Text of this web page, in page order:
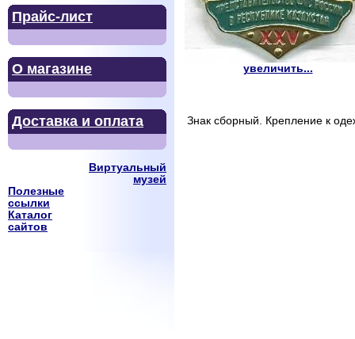
Прайс-лист
О магазине
Доставка и оплата
Виртуальный
музей
Полезные
ссылки
Каталог
сайтов
увеличить...
Знак сборный. Крепление к